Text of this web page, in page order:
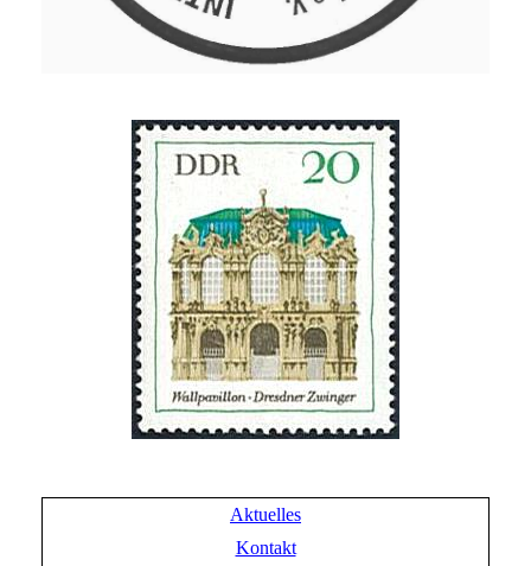
Aktuelles
Kontakt